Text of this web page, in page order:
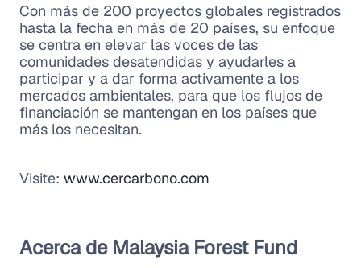
Con más de 200 proyectos globales registrados
hasta la fecha en más de 20 países, su enfoque
se centra en elevar las voces de las
comunidades desatendidas y ayudarles a
participar y a dar forma activamente a los
mercados ambientales, para que los flujos de
financiación se mantengan en los países que
más los necesitan.
Visite: www.cercarbono.com
Acerca de Malaysia Forest Fund